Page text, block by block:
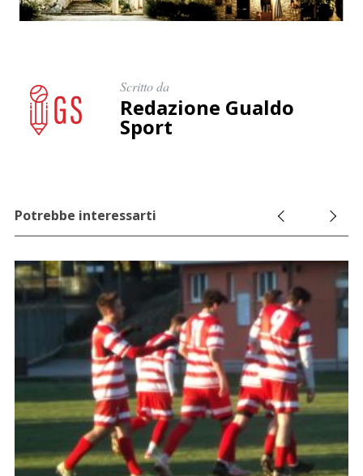
Scritto da
Redazione Gualdo
Sport
Potrebbe interessarti